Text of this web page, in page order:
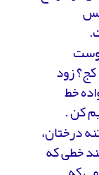
زود
خط
کن .
درختان،
خطی که